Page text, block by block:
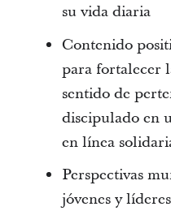
su vida diaria
Contenido
para fortalecer
sentido de
discipulado en
en línea
Perspectivas
jóvenes y